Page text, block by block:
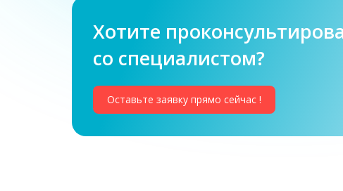
Хотите
со специалистом?
Оставьте заявку прямо сейчас !